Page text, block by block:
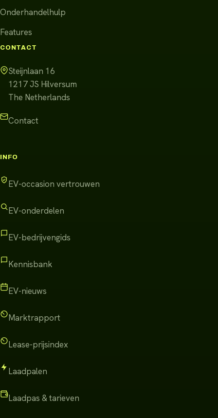
Onderhandelhulp
Features
CONTACT
Steijnlaan 16
1217 JS Hilversum
The Netherlands
Contact
INFO
EV-occasion vertrouwen
EV-onderdelen
EV-bedrijvengids
Kennisbank
EV-nieuws
Marktrapport
Lease-prijsindex
Laadpalen
Laadpas & tarieven